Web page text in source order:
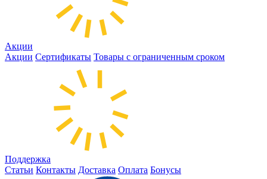
Акции
Акции Сертификаты Товары с ограниченным сроком
Поддержка
Статьи Контакты Доставка Оплата Бонусы